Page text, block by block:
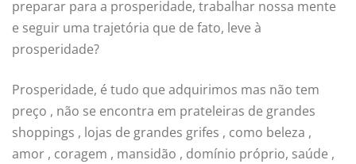
preparar para a prosperidade, trabalhar nossa mente
e seguir uma trajetória que de fato, leve à
prosperidade?
Prosperidade, é tudo que adquirimos mas não tem
preço , não se encontra em prateleiras de grandes
shoppings , lojas de grandes grifes , como beleza ,
amor , coragem , mansidão , domínio próprio, saúde ,